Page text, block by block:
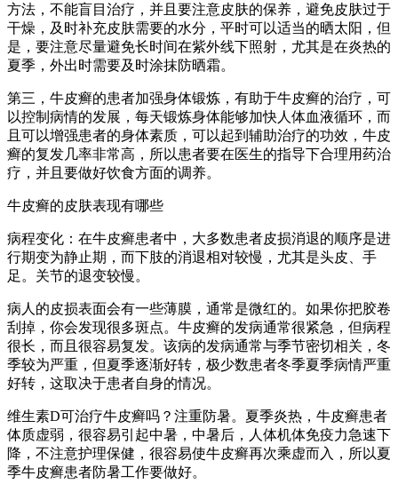
方法，不能盲目治疗，并且要注意皮肤的保养，避免皮肤过于
干燥，及时补充皮肤需要的水分，平时可以适当的晒太阳，但
是，要注意尽量避免长时间在紫外线下照射，尤其是在炎热的
夏季，外出时需要及时涂抹防晒霜。
第三，牛皮癣的患者加强身体锻炼，有助于牛皮癣的治疗，可
以控制病情的发展，每天锻炼身体能够加快人体血液循环，而
且可以增强患者的身体素质，可以起到辅助治疗的功效，牛皮
癣的复发几率非常高，所以患者要在医生的指导下合理用药治
疗，并且要做好饮食方面的调养。
牛皮癣的皮肤表现有哪些
病程变化：在牛皮癣患者中，大多数患者皮损消退的顺序是进
行期变为静止期，而下肢的消退相对较慢，尤其是头皮、手
足。关节的退变较慢。
病人的皮损表面会有一些薄膜，通常是微红的。如果你把胶卷
刮掉，你会发现很多斑点。牛皮癣的发病通常很紧急，但病程
很长，而且很容易复发。该病的发病通常与季节密切相关，冬
季较为严重，但夏季逐渐好转，极少数患者冬季夏季病情严重
好转，这取决于患者自身的情况。
维生素D可治疗牛皮癣吗？注重防暑。夏季炎热，牛皮癣患者
体质虚弱，很容易引起中暑，中暑后，人体机体免疫力急速下
降，不注意护理保健，很容易使牛皮癣再次乘虚而入，所以夏
季牛皮癣患者防暑工作要做好。